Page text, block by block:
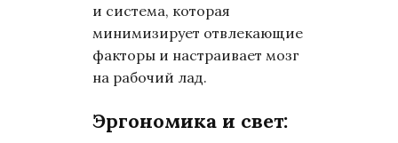
и система, которая
минимизирует отвлекающие
факторы и настраивает мозг
на рабочий лад.
Эргономика и свет: